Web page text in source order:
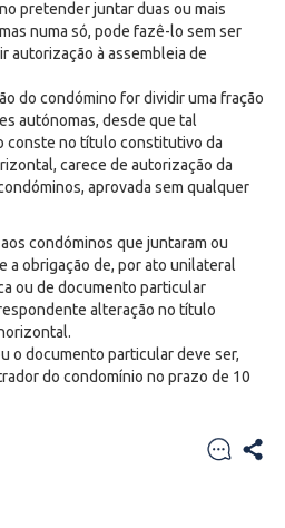
pretender juntar duas ou mais
numa só, pode fazê-lo sem ser
autorização à assembleia de
do condómino for dividir uma fração
autónomas, desde que tal
conste no título constitutivo da
carece de autorização da
aprovada sem qualquer
condóminos que juntaram ou
a obrigação de, por ato unilateral
ou de documento particular
alteração no título
o documento particular deve ser,
do condomínio no prazo de 10